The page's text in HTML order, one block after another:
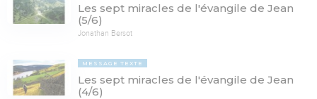
Les sept miracles de l'évangile de Jean
(5/6)
Jonathan Bersot
MESSAGE TEXTE
Les sept miracles de l'évangile de Jean
(4/6)